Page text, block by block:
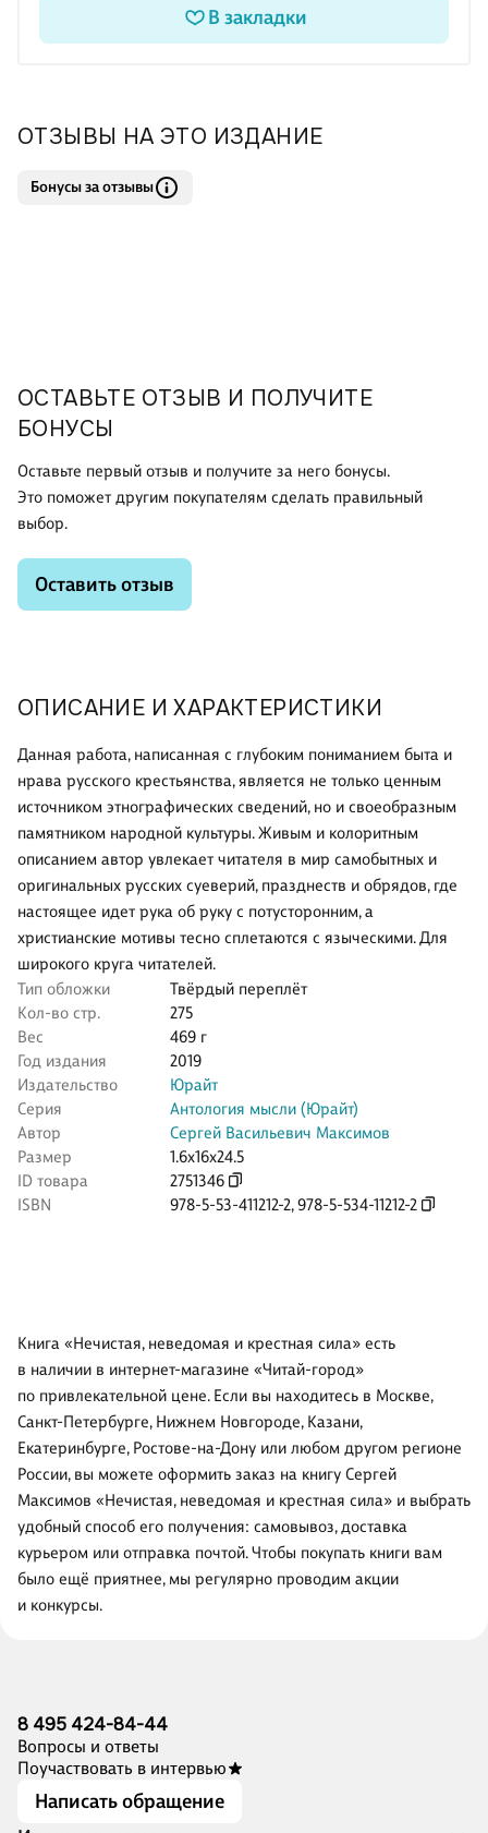
широкого круга читателей.В закладки
ОПИСАНИЕ И ХАРАКТЕРИСТИКИ
Данная работа, написанная с глубоким пониманием быта и
нрава русского крестьянства, является не только ценным
источником этнографических сведений, но и своеобразным
памятником народной культуры. Живым и колоритным
описанием автор увлекает читателя в мир самобытных и
оригинальных русских суеверий, празднеств и обрядов, где
настоящее идет рука об руку с потусторонним, а
христианские мотивы тесно сплетаются с языческими. Для
широкого круга читателей.
Тип обложки
Твёрдый переплёт
Кол-во стр.
275
Вес
469 г
Год издания
2019
Издательство
Юрайт
Серия
Антология мысли (Юрайт)
Автор
Сергей Васильевич Максимов
Размер
1.6x16x24.5
ID товара
2751346
ISBN
978-5-53-411212-2,978-5-534-11212-2
ОТЗЫВЫ НА ЭТО ИЗДАНИЕ
Бонусы за отзывы
ОСТАВЬТЕ ОТЗЫВ И ПОЛУЧИТЕ
БОНУСЫ
Оставьте первый отзыв и получите за него бонусы.
Это поможет другим покупателям сделать правильный
выбор.
Оставить отзыв
Книга «Нечистая, неведомая и крестная сила» есть
в наличии в интернет-магазине «Читай-город»
по привлекательной цене. Если вы находитесь в Москве,
Санкт-Петербурге, Нижнем Новгороде, Казани,
Екатеринбурге, Ростове-на-Дону или любом другом регионе
России, вы можете оформить заказ на книгу Сергей
Максимов «Нечистая, неведомая и крестная сила» и выбрать
удобный способ его получения: самовывоз, доставка
курьером или отправка почтой. Чтобы покупать книги вам
было ещё приятнее, мы регулярно проводим акции
и конкурсы.
8 495 424-84-44
Вопросы и ответы
Поучаствовать в интервью
Написать обращение